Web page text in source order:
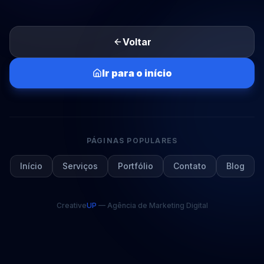
Voltar
Ir para o início
PÁGINAS POPULARES
Início Serviços Portfólio Contato Blog
CreativeUP — Agência de Marketing Digital